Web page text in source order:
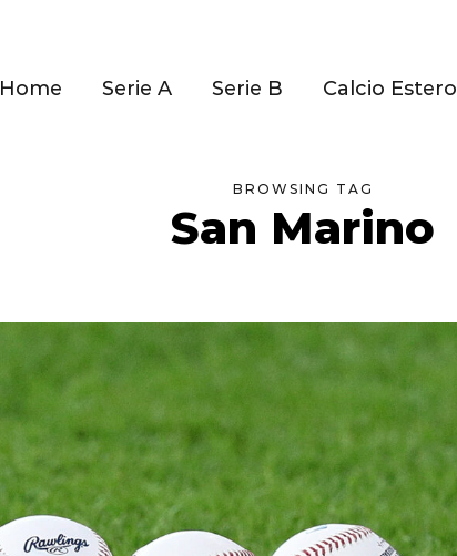
Home Serie A Serie B Calcio Estero
BROWSING TAG
San Marino